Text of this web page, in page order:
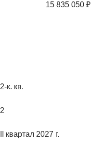
15 835 050 ₽
2-к. кв.
2
II квартал 2027 г.